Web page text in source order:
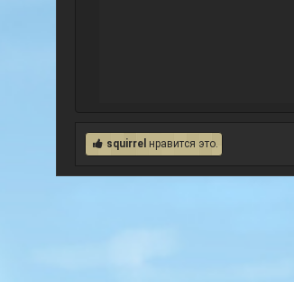
squirrel нравится это.